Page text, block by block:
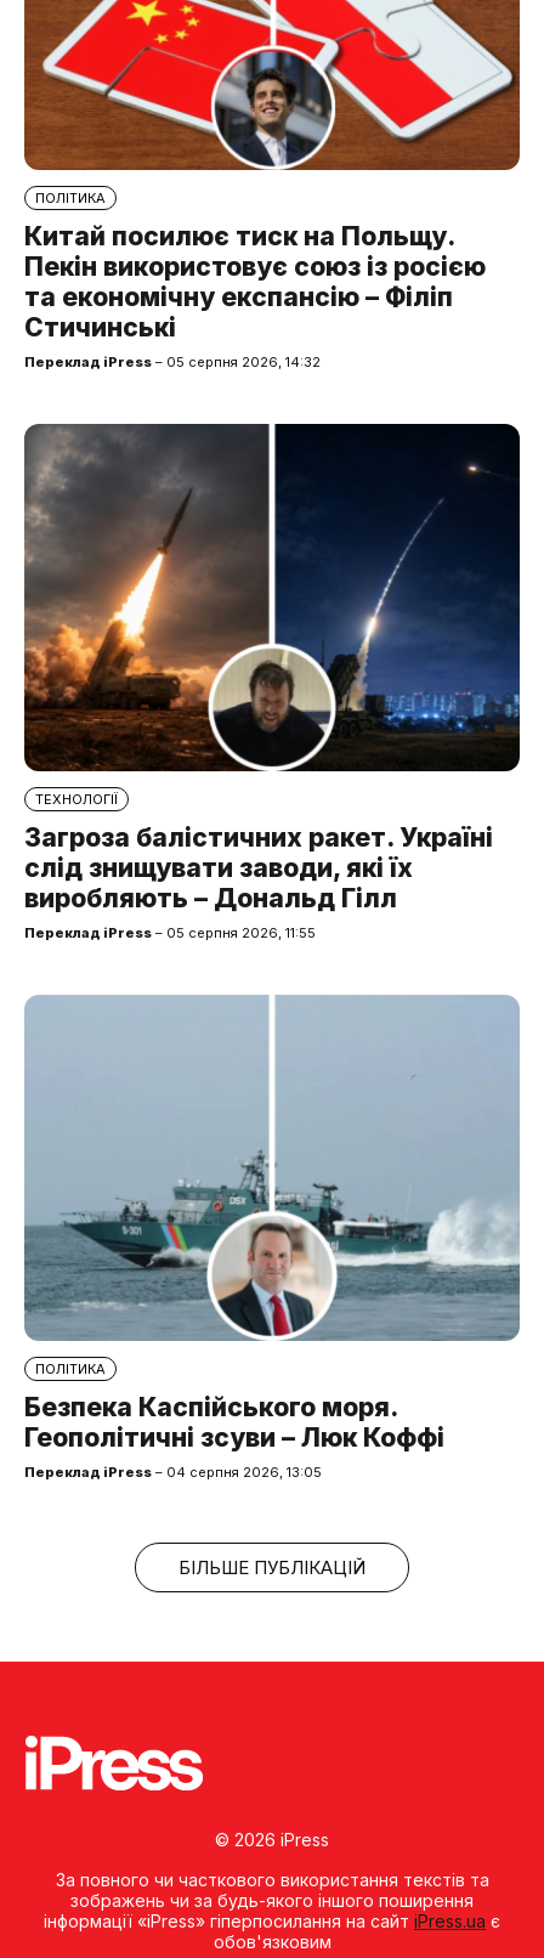
ПОЛІТИКА
Китай посилює тиск на Польщу.
Пекін використовує союз із росією
та економічну експансію – Філіп
Стичинські
Переклад iPress – 05 серпня 2026, 14:32
ТЕХНОЛОГІЇ
Загроза балістичних ракет. Україні
слід знищувати заводи, які їх
виробляють – Дональд Гілл
Переклад iPress – 05 серпня 2026, 11:55
ПОЛІТИКА
Безпека Каспійського моря.
Геополітичні зсуви – Люк Коффі
Переклад iPress – 04 серпня 2026, 13:05
БІЛЬШЕ ПУБЛІКАЦІЙ
© 2026 iPress
За повного чи часткового використання текстів та
зображень чи за будь-якого іншого поширення
інформації «iPress» гіперпосилання на сайт iPress.ua є
обов'язковим